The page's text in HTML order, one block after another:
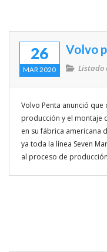
26
MAR 2020
Volvo
Listado
Volvo Penta anunció
producción y el montaje
en su fábrica americana
ya toda la línea Seven
al proceso de